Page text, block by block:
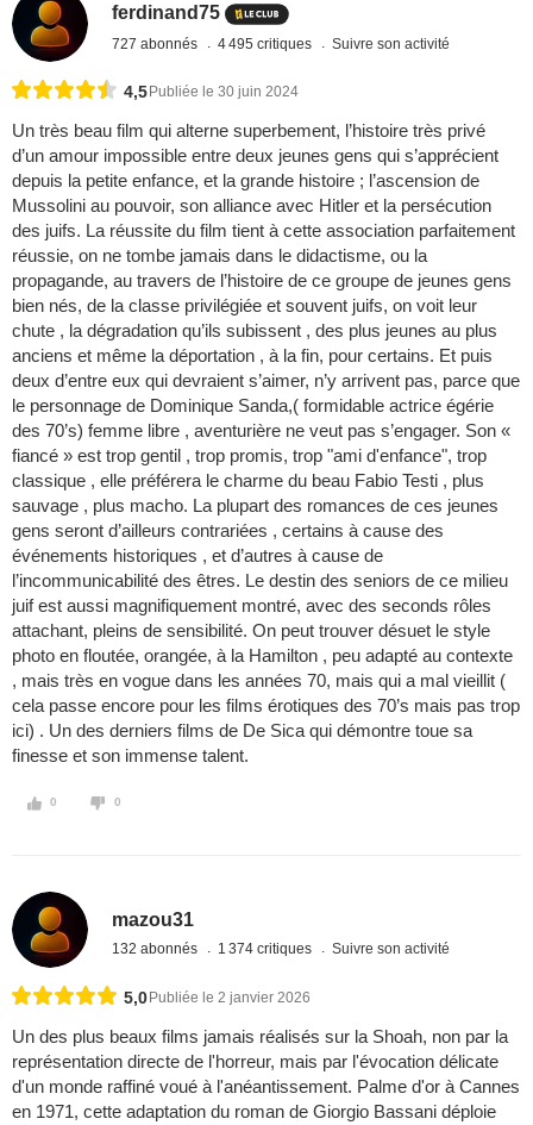
ferdinand75
727 abonnés 4 495 critiques Suivre son activité
4,5 Publiée le 30 juin 2024
Un très beau film qui alterne superbement, l’histoire très privé
d’un amour impossible entre deux jeunes gens qui s’apprécient
depuis la petite enfance, et la grande histoire ; l’ascension de
Mussolini au pouvoir, son alliance avec Hitler et la persécution
des juifs. La réussite du film tient à cette association parfaitement
réussie, on ne tombe jamais dans le didactisme, ou la
propagande, au travers de l’histoire de ce groupe de jeunes gens
bien nés, de la classe privilégiée et souvent juifs, on voit leur
chute , la dégradation qu’ils subissent , des plus jeunes au plus
anciens et même la déportation , à la fin, pour certains. Et puis
deux d’entre eux qui devraient s’aimer, n’y arrivent pas, parce que
le personnage de Dominique Sanda,( formidable actrice égérie
des 70’s) femme libre , aventurière ne veut pas s’engager. Son «
fiancé » est trop gentil , trop promis, trop "ami d'enfance", trop
classique , elle préférera le charme du beau Fabio Testi , plus
sauvage , plus macho. La plupart des romances de ces jeunes
gens seront d’ailleurs contrariées , certains à cause des
événements historiques , et d’autres à cause de
l’incommunicabilité des êtres. Le destin des seniors de ce milieu
juif est aussi magnifiquement montré, avec des seconds rôles
attachant, pleins de sensibilité. On peut trouver désuet le style
photo en floutée, orangée, à la Hamilton , peu adapté au contexte
, mais très en vogue dans les années 70, mais qui a mal vieillit (
cela passe encore pour les films érotiques des 70’s mais pas trop
ici) . Un des derniers films de De Sica qui démontre toue sa
finesse et son immense talent.
0 0
mazou31
132 abonnés 1 374 critiques Suivre son activité
5,0 Publiée le 2 janvier 2026
Un des plus beaux films jamais réalisés sur la Shoah, non par la
représentation directe de l'horreur, mais par l'évocation délicate
d'un monde raffiné voué à l'anéantissement. Palme d'or à Cannes
en 1971, cette adaptation du roman de Giorgio Bassani déploie